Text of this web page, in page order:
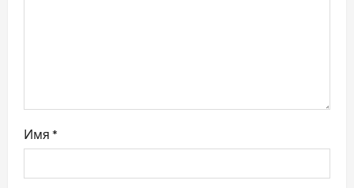
я
м
Имя *